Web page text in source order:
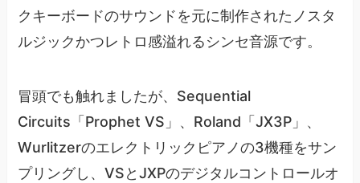
クキーボードのサウンドを元に制作されたノスタ
ルジックかつレトロ感溢れるシンセ音源です。
冒頭でも触れましたが、Sequential
Circuits「Prophet VS」、Roland「JX3P」、
Wurlitzerのエレクトリックピアノの3機種をサン
プリングし、VSとJXPのデジタルコントロールオ